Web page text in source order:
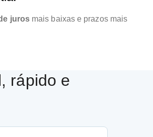
juros mais baixas e prazos mais
rápido e